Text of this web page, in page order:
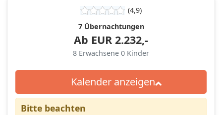
(4,9)
7 Übernachtungen
Ab EUR 2.232,-
8 Erwachsene 0 Kinder
Kalender anzeigen
Bitte beachten